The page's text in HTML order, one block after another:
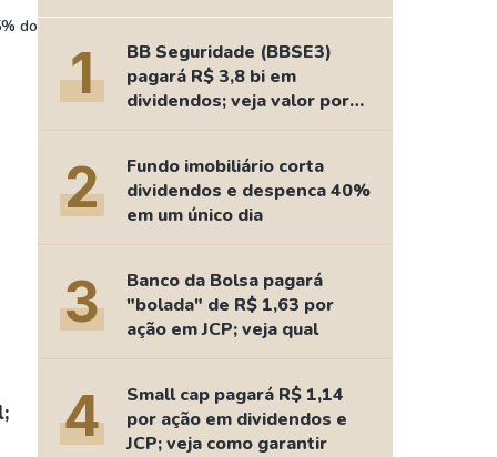
- BNB
Ideias
Agenda de Dividendos
Radar do Dividendo Inteligente
Carteiras Recomendadas
Comparador de Ativos
As Ações Mais Buscadas
Guia do Iniciante
do
1
BB Seguridade (BBSE3)
pagará R$ 3,8 bi em
dividendos; veja valor por
ação
2
Fundo imobiliário corta
dividendos e despenca 40%
em um único dia
3
Banco da Bolsa pagará
"bolada" de R$ 1,63 por
ação em JCP; veja qual
4
Small cap pagará R$ 1,14
por ação em dividendos e
JCP; veja como garantir